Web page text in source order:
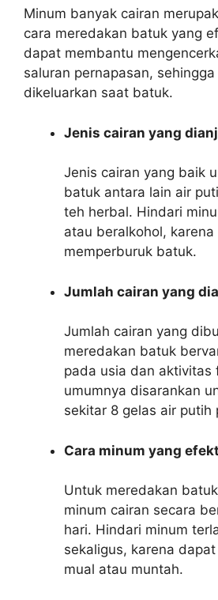
Minum banyak cairan
cara meredakan batuk yang
dapat membantu
saluran pernapasan,
dikeluarkan saat batuk.
Jenis cairan yang
Jenis cairan yang baik
batuk antara lain air
teh herbal. Hindari
atau beralkohol,
memperburuk batuk.
Jumlah cairan yang
Jumlah cairan yang
meredakan batuk
pada usia dan aktivitas
umumnya disarankan
sekitar 8 gelas air putih
Cara minum yang
Untuk meredakan
minum cairan secara
hari. Hindari minum
sekaligus, karena
mual atau muntah.